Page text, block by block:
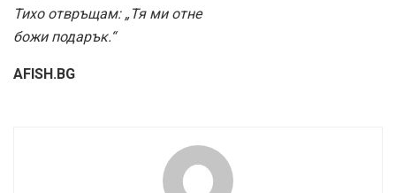
Тихо отвръщам: „Тя ми отне
божи подарък.“
AFISH.BG